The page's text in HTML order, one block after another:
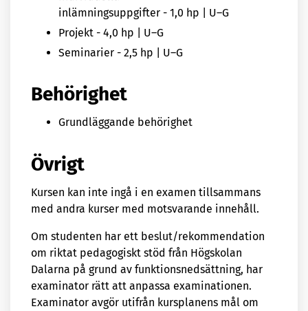
inlämningsuppgifter - 1,0 hp | U–G
Projekt - 4,0 hp | U–G
Seminarier - 2,5 hp | U–G
Behörighet
Grundläggande behörighet
Övrigt
Kursen kan inte ingå i en examen tillsammans
med andra kurser med motsvarande innehåll.
Om studenten har ett beslut/rekommendation
om riktat pedagogiskt stöd från Högskolan
Dalarna på grund av funktionsnedsättning, har
examinator rätt att anpassa examinationen.
Examinator avgör utifrån kursplanens mål om